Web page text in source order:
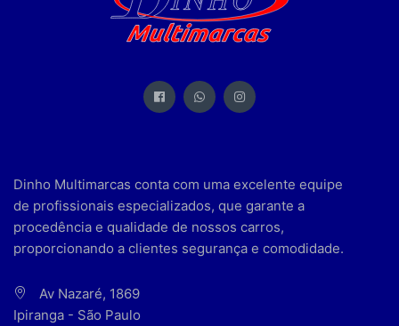
Dinho Multimarcas conta com uma excelente equipe
de profissionais especializados, que garante a
procedência e qualidade de nossos carros,
proporcionando a clientes segurança e comodidade.
Av Nazaré, 1869
Ipiranga - São Paulo